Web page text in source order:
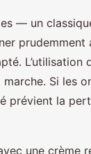
— un
prudemment
Si les
prévient la
une crème